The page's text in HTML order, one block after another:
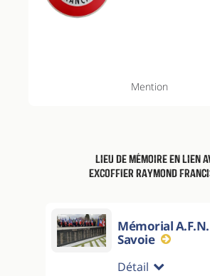
Mention
Lieu de mémoire en lien
EXCOFFIER Raymond
Mémorial
Savoie
Détail